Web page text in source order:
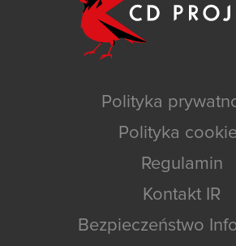
Polityka
Polityka
Regulamin
Kontakt IR
Bezpieczeństwo